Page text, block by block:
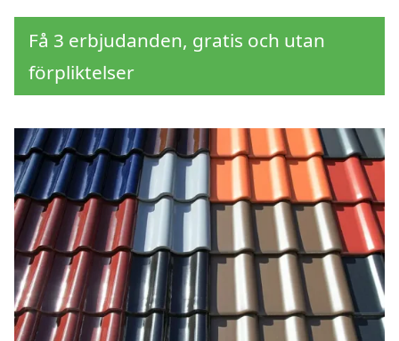
Få 3 erbjudanden, gratis och utan
förpliktelser